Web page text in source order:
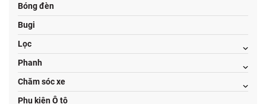
Bóng đèn
Bugi
Lọc
Phanh
Chăm sóc xe
Phụ kiện Ô tô